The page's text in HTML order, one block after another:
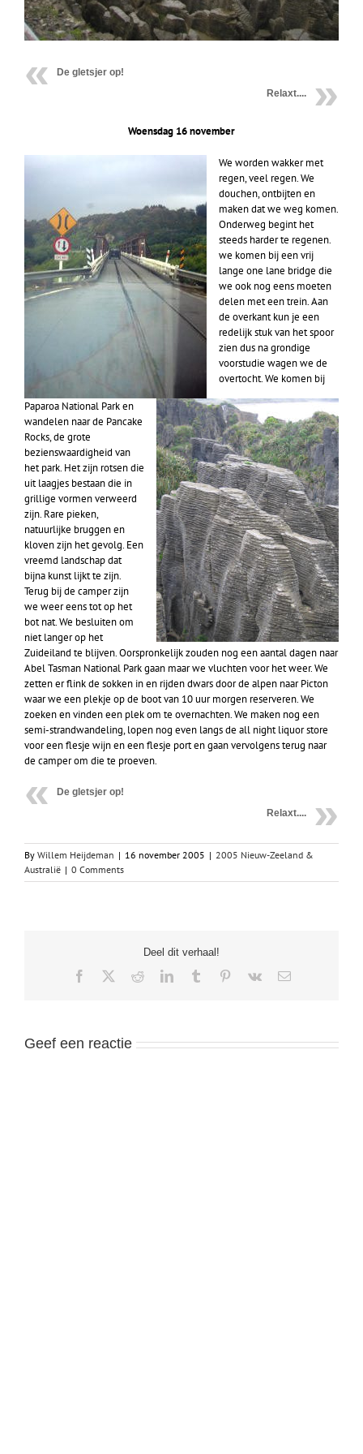
De gletsjer op!
Relaxt....
Woensdag 16 november
We worden wakker met
regen, veel regen. We
douchen, ontbijten en
maken dat we weg komen.
Onderweg begint het
steeds harder te regenen.
we komen bij een vrij
lange one lane bridge die
we ook nog eens moeten
delen met een trein. Aan
de overkant kun je een
redelijk stuk van het spoor
zien dus na grondige
voorstudie wagen we de
overtocht. We komen bij
Paparoa National Park en
wandelen naar de Pancake
Rocks, de grote
bezienswaardigheid van
het park. Het zijn rotsen die
uit laagjes bestaan die in
grillige vormen verweerd
zijn. Rare pieken,
natuurlijke bruggen en
kloven zijn het gevolg. Een
vreemd landschap dat
bijna kunst lijkt te zijn.
Terug bij de camper zijn
we weer eens tot op het
bot nat. We besluiten om
niet langer op het
Zuideiland te blijven. Oorspronkelijk zouden nog een aantal dagen naar
Abel Tasman National Park gaan maar we vluchten voor het weer. We
zetten er flink de sokken in en rijden dwars door de alpen naar Picton
waar we een plekje op de boot van 10 uur morgen reserveren. We
zoeken en vinden een plek om te overnachten. We maken nog een
semi-strandwandeling, lopen nog even langs de all night liquor store
voor een flesje wijn en een flesje port en gaan vervolgens terug naar
de camper om die te proeven.
De gletsjer op!
Relaxt....
By Willem Heijdeman | 16 november 2005 | 2005 Nieuw-Zeeland &
Australië | 0 Comments
Deel dit verhaal!
Facebook RedditLinkedInTumblr Pinterest
Vk Email
Geef een reactie